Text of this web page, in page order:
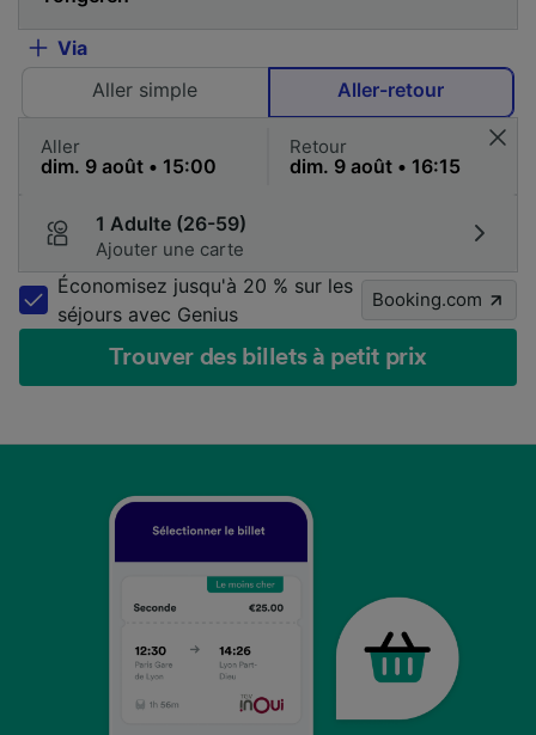
Via
Aller simple
Aller-retour
Aller Retour
1 Adulte (26-59)
Ajouter une carte
Économisez jusqu'à 20 % sur les
séjours avec Genius
Booking.com
Trouver des billets à petit prix